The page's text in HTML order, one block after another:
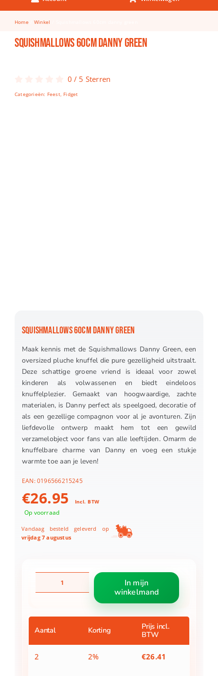
Keuken & Tafelen
Kinderfietsen
Knutselen
Spellen
Home Winkel
Squishmallows 60cm danny green
0 / 5 Sterren
Categorieën: Feest, Fidget
SQUISHMALLOWS 60CM DANNY GREEN
Maak kennis met de Squishmallows Danny Green, een
oversized pluche knuffel die pure gezelligheid uitstraalt.
Deze schattige groene vriend is ideaal voor zowel
kinderen als volwassenen en biedt eindeloos
knuffelplezier. Gemaakt van hoogwaardige, zachte
materialen, is Danny perfect als speelgoed, decoratie of
als een gezellige compagnon voor al je avonturen. Zijn
liefdevolle ontwerp maakt hem tot een gewild
verzamelobject voor fans van alle leeftijden. Omarm de
knuffelbare charme van Danny en voeg een stukje
warmte toe aan je leven!
EAN:0196566215245
€26.95 Incl. BTW
Op voorraad
Vandaag besteld geleverd op
vrijdag 7 augustus
Squishmallows
60cm
aantal
In mijn
winkelmand
Aantal Korting
Prijs incl.
BTW
2 2% €26.41